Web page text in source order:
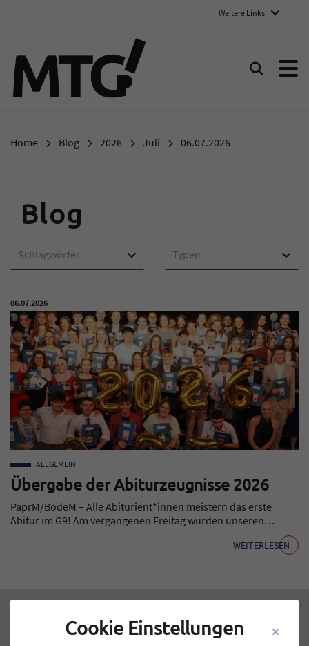
Weitere Links
Suchen
Home Blog 2026 Juli 06.07.2026
Blog
Schlagwörter Typen
Veröffentlicht am:
06.07.2026
Übergabe der Abiturzeugnisse 2026
ALLGEMEIN
PaprM/BodeM – Alle Abiturient*innen meistern das erste
Abitur im G9! Am vergangenen Freitag wurden unseren…
WEITERLESEN
Cookie Einstellungen